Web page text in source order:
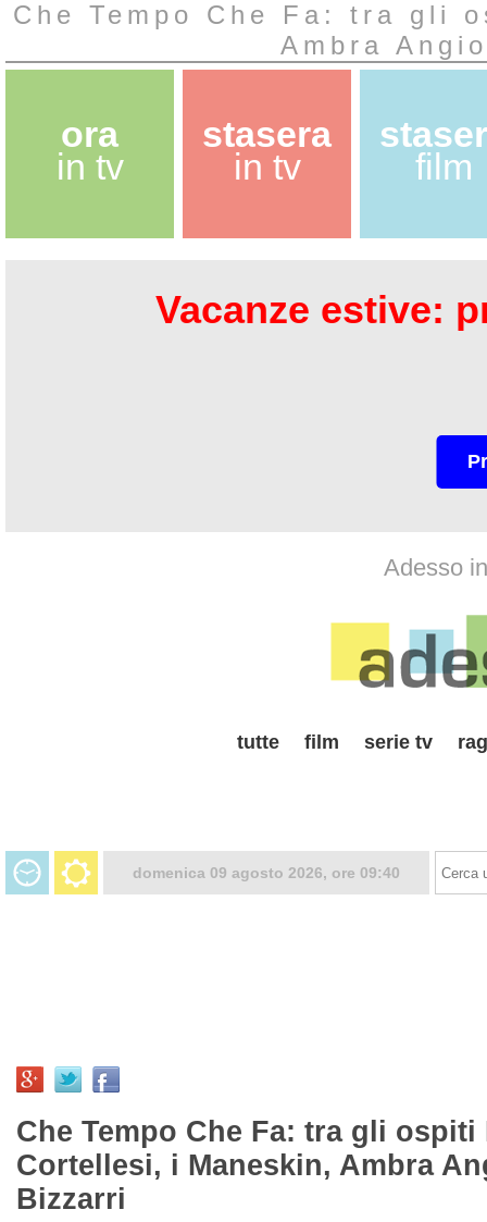
Che Tempo Che Fa: tra gli
Ambra
ora
in tv
stasera
in tv
film
Vacanze estive:
Adesso
tutte film serie tv
domenica 09 agosto 2026, ore 09:40
Che Tempo Che Fa: tra gli ospiti
Cortellesi, i Maneskin, Ambra
Bizzarri